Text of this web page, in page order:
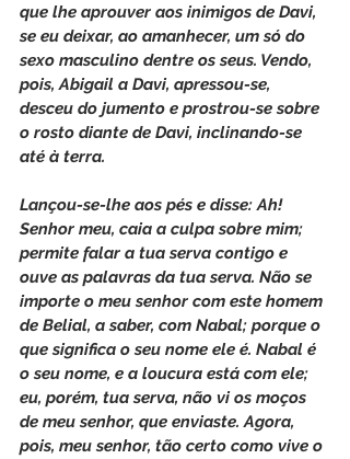
que lhe aprouver aos inimigos de Davi,
se eu deixar, ao amanhecer, um só do
sexo masculino dentre os seus. Vendo,
pois, Abigail a Davi, apressou-se,
desceu do jumento e prostrou-se sobre
o rosto diante de Davi, inclinando-se
até à terra.
Lançou-se-lhe aos pés e disse: Ah!
Senhor meu, caia a culpa sobre mim;
permite falar a tua serva contigo e
ouve as palavras da tua serva. Não se
importe o meu senhor com este homem
de Belial, a saber, com Nabal; porque o
que significa o seu nome ele é. Nabal é
o seu nome, e a loucura está com ele;
eu, porém, tua serva, não vi os moços
de meu senhor, que enviaste. Agora,
pois, meu senhor, tão certo como vive o